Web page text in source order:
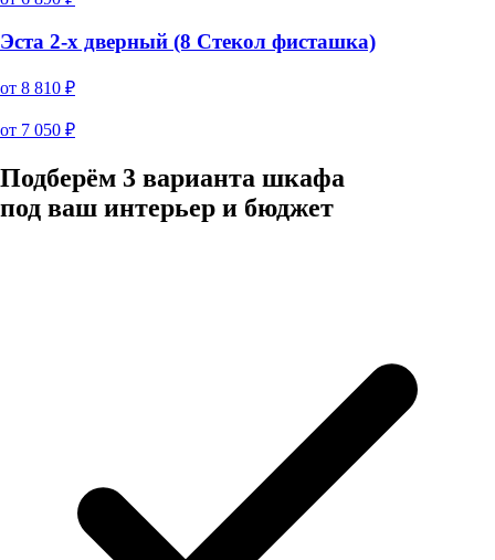
Эста 2-х дверный (8 Стекол фисташка)
от 8 810 ₽
от 7 050 ₽
Подберём 3 варианта шкафа
под ваш интерьер и бюджет